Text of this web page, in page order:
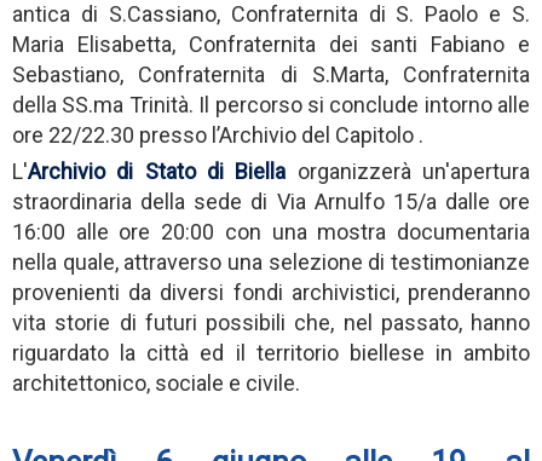
antica di S.Cassiano, Confraternita di S. Paolo e S.
Maria Elisabetta, Confraternita dei santi Fabiano e
Sebastiano, Confraternita di S.Marta, Confraternita
della SS.ma Trinità. Il percorso si conclude intorno alle
ore 22/22.30 presso l’Archivio del Capitolo .
L'Archivio di Stato di Biella organizzerà un'apertura
straordinaria della sede di Via Arnulfo 15/a dalle ore
16:00 alle ore 20:00 con una mostra documentaria
nella quale, attraverso una selezione di testimonianze
provenienti da diversi fondi archivistici, prenderanno
vita storie di futuri possibili che, nel passato, hanno
riguardato la città ed il territorio biellese in ambito
architettonico, sociale e civile.